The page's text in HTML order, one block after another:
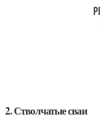
2. Стволчатые сваи